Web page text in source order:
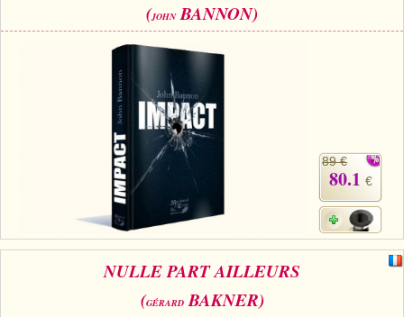
(JOHNBANNON)
89 €
80.1 €
NULLE PART AILLEURS
(GÉRARDBAKNER)